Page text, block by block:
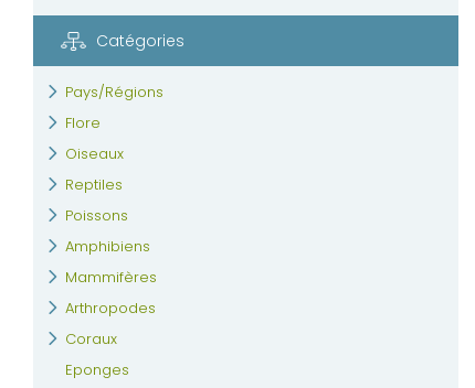
Catégories
Pays/Régions
Flore
Oiseaux
Reptiles
Poissons
Amphibiens
Mammifères
Arthropodes
Coraux
Eponges